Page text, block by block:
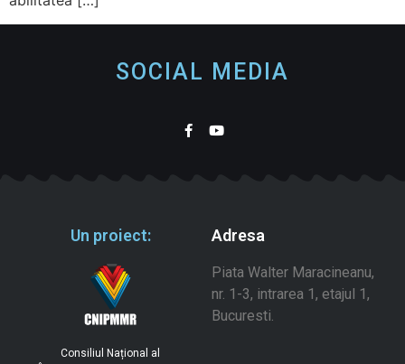
SOCIAL MEDIA
Un proiect:
Consiliul Național al
Adresa
Piata Walter Maracineanu,
nr. 1-3, intrarea 1, etajul 1,
Bucuresti.